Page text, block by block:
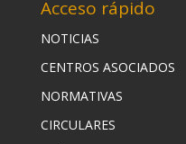
Acceso rápido
NOTICIAS
CENTROS ASOCIADOS
NORMATIVAS
CIRCULARES